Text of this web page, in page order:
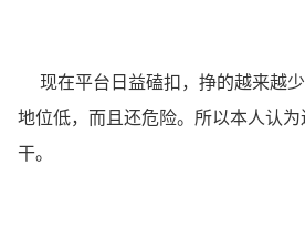
现在平台日益磕扣，挣的越来越
地位低，而且还危险。所以本人认
干。